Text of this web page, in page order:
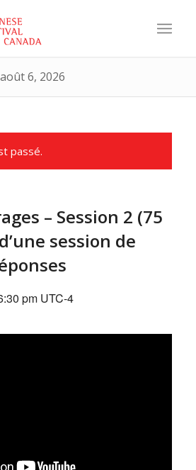
6, 2026
passé.
– Session 2 (75
session de
pm UTC-4